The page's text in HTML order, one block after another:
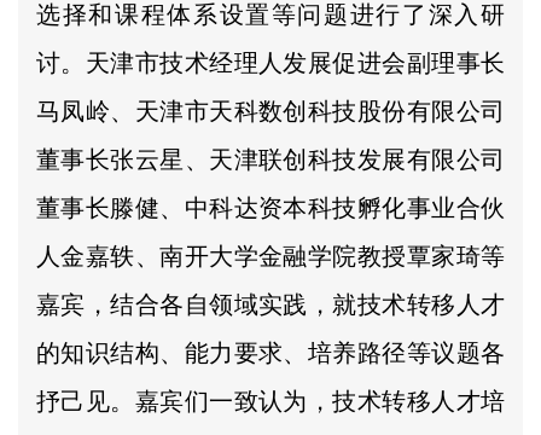
选择和课程体系设置等问题进行了深入研
讨。天津市技术经理人发展促进会副理事长
马凤岭、天津市天科数创科技股份有限公司
董事长张云星、天津联创科技发展有限公司
董事长滕健、中科达资本科技孵化事业合伙
人金嘉轶、南开大学金融学院教授覃家琦等
嘉宾，结合各自领域实践，就技术转移人才
的知识结构、能力要求、培养路径等议题各
抒己见。嘉宾们一致认为，技术转移人才培